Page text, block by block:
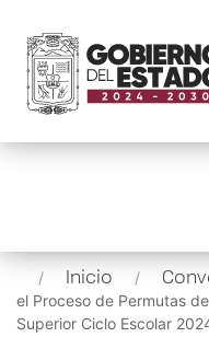
Inicio
el Proceso de Permutas
Superior Ciclo Escolar